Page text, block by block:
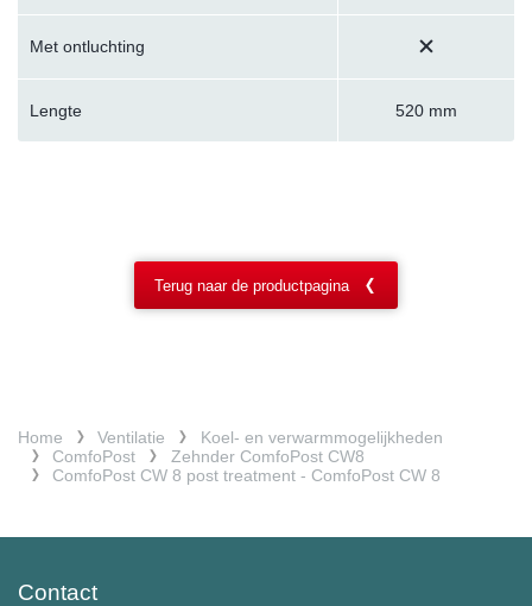
Met ontluchting
Lengte 520 mm
Terug naar de productpagina
Home Ventilatie
Koel- en verwarmmogelijkheden
ComfoPost
Zehnder ComfoPost CW8
ComfoPost CW 8 post treatment - ComfoPost CW 8
Contact